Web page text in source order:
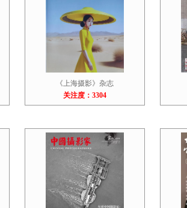
《上海摄影》杂志
关注度：3304